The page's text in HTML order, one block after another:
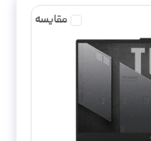
مقایسه